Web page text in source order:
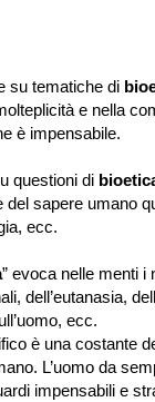
su tematiche di
e nella
è impensabile.
questioni di
del sapere umano
ecc.
” evoca nelle menti i
dell’eutanasia,
ecc.
è una costante
L’uomo da
impensabili e